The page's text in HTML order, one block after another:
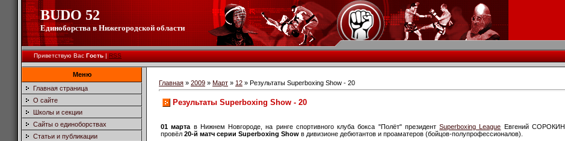
BUDO 52
Единоборства в Нижегородской области
Приветствую Вас Гость|RSS
Меню
Главная страница
О сайте
Школы и секции
Сайты о единоборствах
Статьи и публикации
Главная » 2009 » Март » 12 » Результаты Superboxing Show - 20
Результаты Superboxing Show - 20
01 марта в Нижнем Новгороде, на ринге спортивного клуба бокса "Полёт" президентSuperboxing League Евгений СОРОКИН
провёл 20-й матч серии Superboxing Show в дивизионе дебютантов и проаматеров (бойцов-полупрофессионалов).